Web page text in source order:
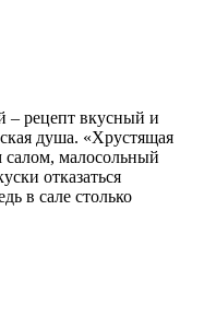
– рецепт вкусный и
душа. «Хрустящая
салом, малосольный
отказаться
в сале столько